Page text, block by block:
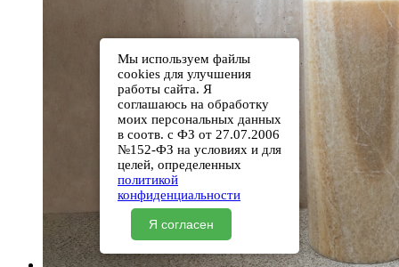
Мы используем файлы
cookies для улучшения
работы сайта. Я
соглашаюсь на обработку
моих персональных данных
в соотв. с ФЗ от 27.07.2006
№152-ФЗ на условиях и для
целей, определенных
политикой
конфиденциальности
Я согласен